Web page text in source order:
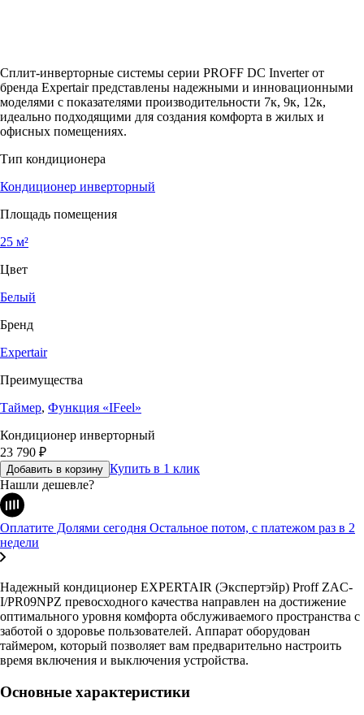
Сплит-инверторные системы серии PROFF DC Inverter от
бренда Expertair представлены надежными и инновационными
моделями с показателями производительности 7к, 9к, 12к,
идеально подходящими для создания комфорта в жилых и
офисных помещениях.
Тип кондиционера
Кондиционер инверторный
Площадь помещения
25 м²
Цвет
Белый
Бренд
Expertair
Преимущества
Таймер, Функция «IFeel»
Кондиционер инверторный
23 790 ₽
Добавить в корзину Купить в 1 клик
Нашли дешевле?
Оплатите Долями сегодня Остальное потом, с платежом раз в 2
недели
Надежный кондиционер EXPERTAIR (Экспертэйр) Proff ZAC-
I/PR09NPZ превосходного качества направлен на достижение
оптимального уровня комфорта обслуживаемого пространства с
заботой о здоровье пользователей. Аппарат оборудован
таймером, который позволяет вам предварительно настроить
время включения и выключения устройства.
Основные характеристики